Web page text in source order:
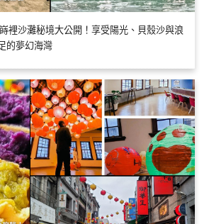
裡沙灘秘境大公開！享受陽光、貝殼沙與浪
的夢幻海灣